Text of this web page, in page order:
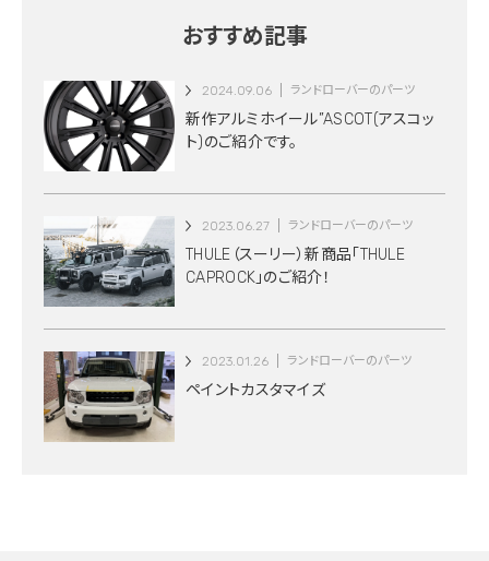
おすすめ記事
2024.09.06 ランドローバーのパーツ
新作アルミホイール”ASCOT(アスコッ
ト)のご紹介です。
2023.06.27 ランドローバーのパーツ
THULE（スーリー）新商品「THULE
CAPROCK」のご紹介！
2023.01.26 ランドローバーのパーツ
ペイントカスタマイズ